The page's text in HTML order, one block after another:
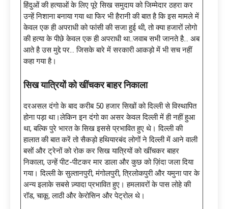
हिंदुओं की हत्याओं के लिए पूरे सिख समुदाय को जिम्मेदार ठहरा कर
उन्हें निशाना बनाया गया था फिर भी हैरानी की बात है कि इस मामले में
केवल एक ही अपराधी को फांसी की सजा हुई थी, तो क्या हजारों लोगो
की हत्या के पीछे केवल एक ही अपराधी था..जवाब सभी जानते है… अब
आते है उस मुद्दे पर… जिसके बारे में सरकारी आकड़ो में भी सच नहीं
कहा गया है।
सिख यात्रियों को खींचकर बाहर निकाला
दरअसल दंगो के बाद करीब 50 हजार सिखों को दिल्ली से विस्थापित
होना पड़ा था।लेकिन इन दंगो का असर केवल दिल्ली में ही नहीं हुआ
था, बल्कि पुरे भारत के सिख इससे प्रभावित हुए थे। दिल्ली की
हालात की बात करें तो सैकड़ो हथियारबंद लोगों ने दिल्ली में आने वाली
बसों और ट्रेनों को रोक कर सिख यात्रियों को खींचकर बाहर
निकाला, उन्हें पीट-पीटकर मार डाला और कुछ को ज़िंदा जला दिया
गया। दिल्ली के सुल्तानपुरी, मंगोलपुरी, त्रिलोकपुरी और यमुना पार के
अन्य इलाके सबसे ज़्यादा प्रभावित हुए। हमलावरों के पास लोहे की
रॉड, चाकू, लाठी और केरोसिन और पेट्रोल थे।